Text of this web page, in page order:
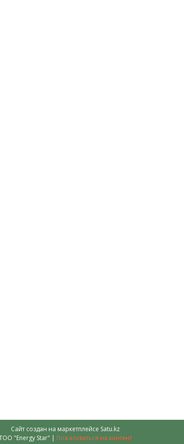
Сайт создан на маркетплейсе Satu.kz
ТОО "Energy Star" | Пожаловаться на контент